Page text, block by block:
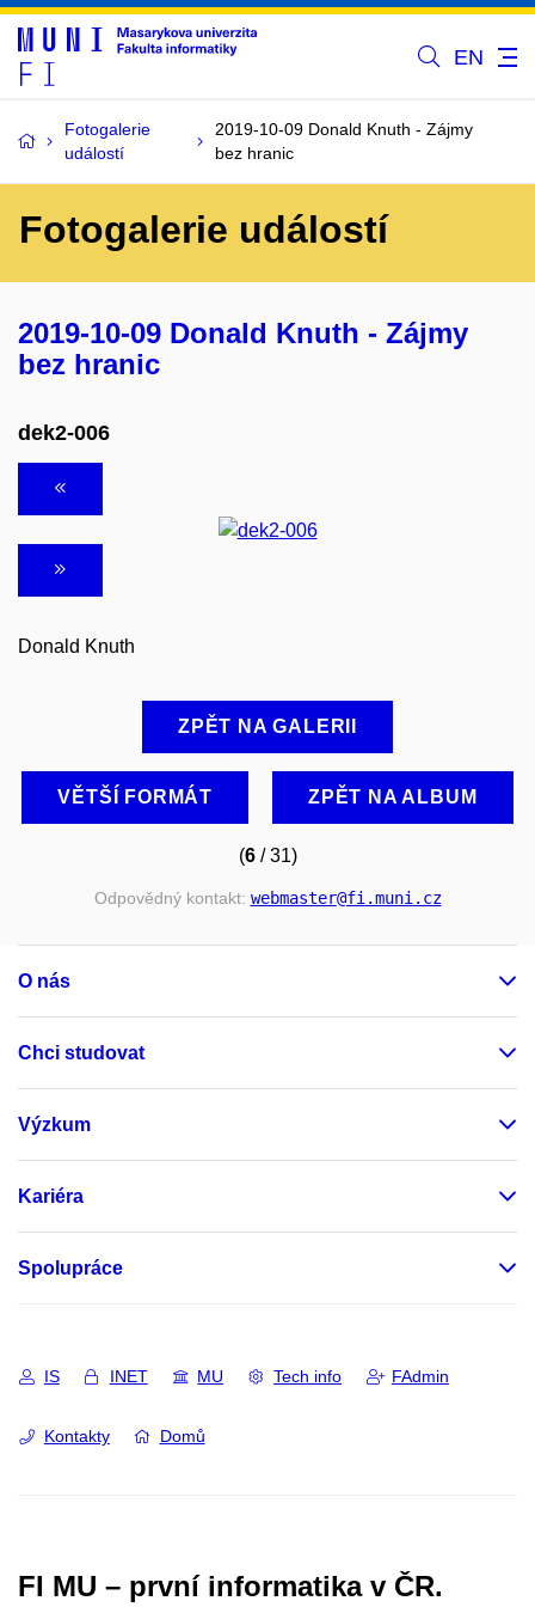
EN
Fotogalerie
událostí
2019-10-09 Donald Knuth - Zájmy
bez hranic
Fotogalerie událostí
2019-10-09 Donald Knuth - Zájmy
bez hranic
dek2-006
Donald Knuth
ZPĚT NA GALERII
VĚTŠÍ FORMÁT ZPĚT NA ALBUM
(6/ 31)
Odpovědný kontakt: webmaster@fi .muni .cz
O nás
Chci studovat
Výzkum
Kariéra
Spolupráce
IS INET MU Tech info FAdmin
Kontakty Domů
FI MU – první informatika v ČR.